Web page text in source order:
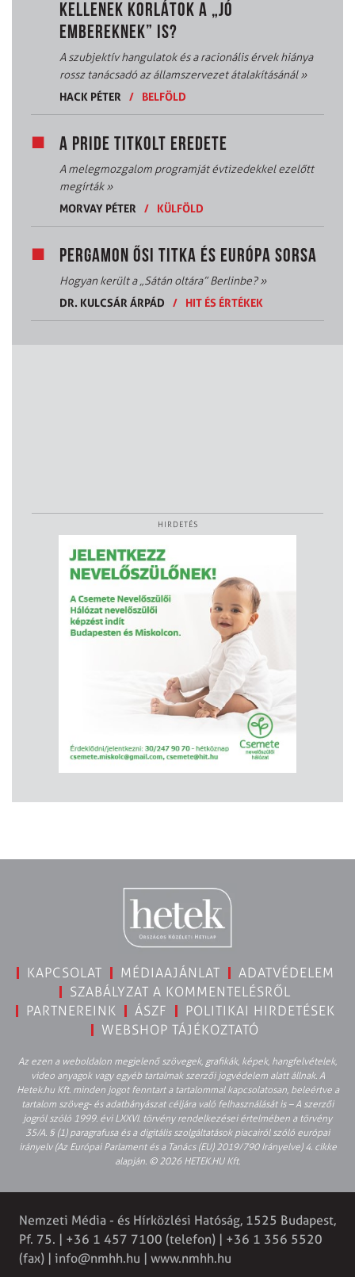
KELLENEK KORLÁTOK A „JÓ
EMBEREKNEK” IS?
A szubjektív hangulatok és a racionális érvek hiánya
rossz tanácsadó az államszervezet átalakításánál»
HACK PÉTER
/ BELFÖLD
A PRIDE TITKOLT EREDETE
A melegmozgalom programját évtizedekkel ezelőtt
megírták»
MORVAY PÉTER
/ KÜLFÖLD
PERGAMON ŐSI TITKA ÉS EURÓPA SORSA
Hogyan került a „Sátán oltára” Berlinbe?»
DR. KULCSÁR ÁRPÁD
/ HIT ÉS ÉRTÉKEK
HIRDETÉS
KAPCSOLAT MÉDIAAJÁNLAT
ADATVÉDELEM
SZABÁLYZAT A KOMMENTELÉSRŐL
PARTNEREINK
ÁSZF
POLITIKAI HIRDETÉSEK
WEBSHOP TÁJÉKOZTATÓ
Az ezen a weboldalon megjelenő szövegek, grafikák, képek, hangfelvételek,
video anyagok vagy egyéb tartalmak szerzői jogvédelem alatt állnak. A
Hetek.hu Kft. minden jogot fenntart a tartalommal kapcsolatosan, beleértve a
tartalom szöveg- és adatbányászat céljára való felhasználását is – A szerzői
jogról szóló 1999. évi LXXVI. törvény rendelkezései értelmében a törvény
35/A. § (1) paragrafusa és a digitális szolgáltatások piacairól szóló európai
irányelv (Az Európai Parlament és a Tanács (EU) 2019/790 Irányelve) 4. cikke
alapján. © 2026 HETEK.HU Kft.
Nemzeti Média - és Hírközlési Hatóság, 1525 Budapest,
Pf. 75. | +36 1 457 7100 (telefon) | +36 1 356 5520
(fax) | info@nmhh.hu | www.nmhh.hu